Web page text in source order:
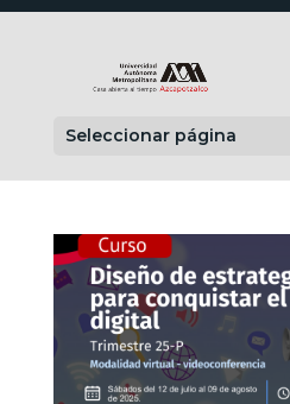
Seleccionar página